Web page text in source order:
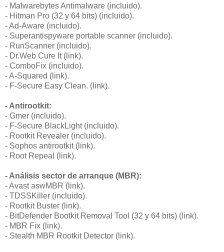
- Malwarebytes Antimalware (incluido).
- Hitman Pro (32 y 64 bits) (incluido).
- Ad-Aware (incluido).
- Superantispyware portable scanner (incluido).
- RunScanner (incluido).
- Dr.Web Cure It (link).
- ComboFix (incluido).
- A-Squared (link).
- F-Secure Easy Clean. (link).
- Antirootkit:
- Gmer (incluido).
- F-Secure BlackLight (incluido).
- Rootkit Revealer (incluido).
- Sophos antirootkit (link).
- Root Repeal (link).
- Análisis sector de arranque (MBR):
- Avast aswMBR (link).
- TDSSKiller (incluido).
- Rootkit Buster (link).
- BitDefender Bootkit Removal Tool (32 y 64 bits) (link).
- MBR Fix (link).
- Stealth MBR Rootkit Detector (link).